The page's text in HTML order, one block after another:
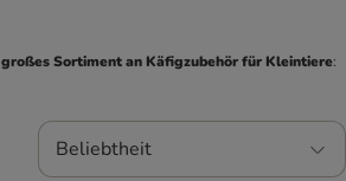
großes Sortiment an Käfigzubehör für Kleintiere:
Beliebtheit